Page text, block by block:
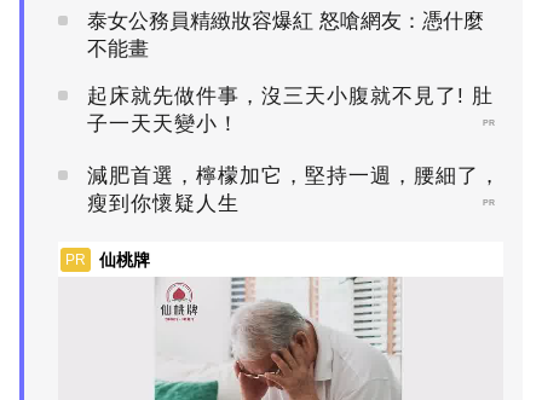
泰女公務員精緻妝容爆紅 怒嗆網友：憑什麼
不能畫
起床就先做件事，沒三天小腹就不見了! 肚
子一天天變小！
PR
減肥首選，檸檬加它，堅持一週，腰細了，
瘦到你懷疑人生
PR
PR 仙桃牌